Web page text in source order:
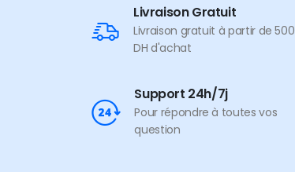
Livraison Gratuit
Livraison gratuit à partir de 500
DH d'achat
Support 24h/7j
Pour répondre à toutes vos
question